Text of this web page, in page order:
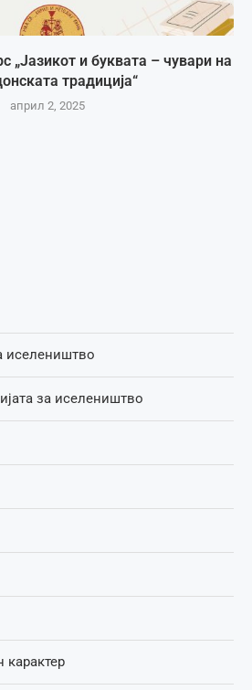
„Јазикот и буквата – чувари на
традиција“
април 2, 2025
иселеништво
за иселеништво